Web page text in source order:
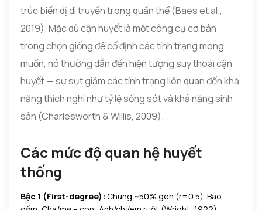
trúc biến dị di truyền trong quần thể (Baes et al.,
2019). Mặc dù cận huyết là một công cụ cơ bản
trong chọn giống để cố định các tính trạng mong
muốn, nó thường dẫn đến hiện tượng suy thoái cận
huyết — sự sụt giảm các tính trạng liên quan đến khả
năng thích nghi như tỷ lệ sống sót và khả năng sinh
sản (Charlesworth & Willis, 2009).
Các mức độ quan hệ huyết
thống
Bậc 1 (First-degree): Chung ~50% gen (r=0.5). Bao